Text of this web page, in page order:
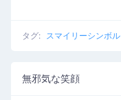
タグ: スマイリーシンボル
無邪気な笑顔